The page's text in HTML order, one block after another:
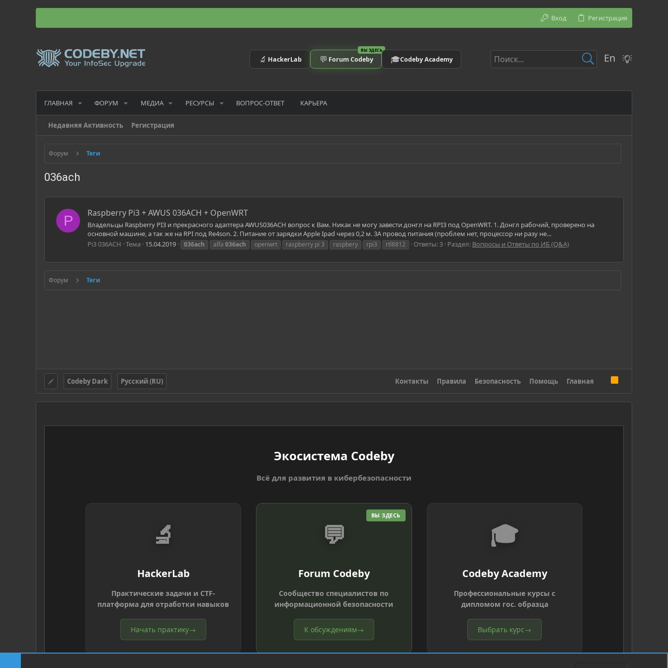
Вход Регистрация
🔬 HackerLab
ВЫ ЗДЕСЬ
💬 Forum Codeby 🎓Codeby Academy En
ГЛАВНАЯ ФОРУМ МЕДИА РЕСУРСЫ ВОПРОС-ОТВЕТ КАРЬЕРА
Недавняя Активность Регистрация
Форум Теги
036ach
P Raspberry Pi3 + AWUS 036ACH + OpenWRT
Владельцы Raspberry PI3 и прекрасного адаптера AWUS036ACH вопрос к Вам. Никак не могу завести донгл на RPI3 под OpenWRT. 1. Донгл рабочий, проверено на
основной машине, а так же на RPI под Re4son. 2. Питание от зарядки Apple Ipad через 0,2 м. 3А провод питания (проблем нет, процессор ни разу не...
Pi3 036ACH Тема 15.04.2019 036ach alfa 036ach openwrt raspberry pi 3 raspbery rpi3 rtl8812 Ответы: 3 Раздел: Вопросы и Ответы по ИБ (Q&A)
Форум Теги
Codeby Dark Русский (RU) Контакты Правила Безопасность Помощь Главная
S
Экосистема Codeby
Всё для развития в кибербезопасности
🔬
HackerLab
Практические задачи и CTF-
платформа для отработки навыков
Начать практику→
ВЫ ЗДЕСЬ
💬
Forum Codeby
Сообщество специалистов по
информационной безопасности
К обсуждениям→
🎓
Codeby Academy
Профессиональные курсы с
дипломом гос. образца
Выбрать курс→